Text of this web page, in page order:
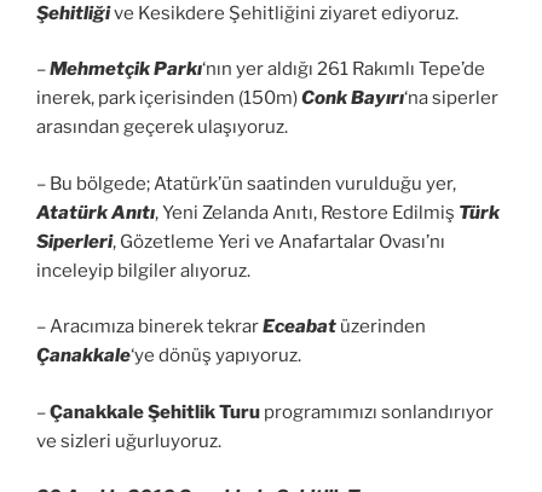
Şehitliğive Kesikdere Şehitliğini ziyaret ediyoruz.
–Mehmetçik Parkı‘nın yer aldığı 261 Rakımlı Tepe’de
inerek, park içerisinden (150m)Conk Bayırı‘na siperler
arasından geçerek ulaşıyoruz.
– Bu bölgede; Atatürk’ün saatinden vurulduğu yer,
Atatürk Anıtı, Yeni Zelanda Anıtı, Restore Edilmiş Türk
Siperleri, Gözetleme Yeri ve Anafartalar Ovası’nı
inceleyip bilgiler alıyoruz.
– Aracımıza binerek tekrarEceabat üzerinden
Çanakkale‘ye dönüş yapıyoruz.
–Çanakkale Şehitlik Turu programımızı sonlandırıyor
ve sizleri uğurluyoruz.